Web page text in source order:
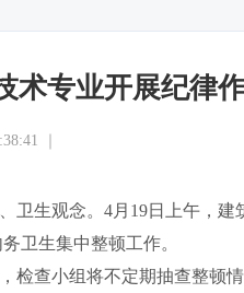
专业开展纪律
｜
生观念。4月19日上午，建
卫生集中整顿工作。
查小组将不定期抽查整顿